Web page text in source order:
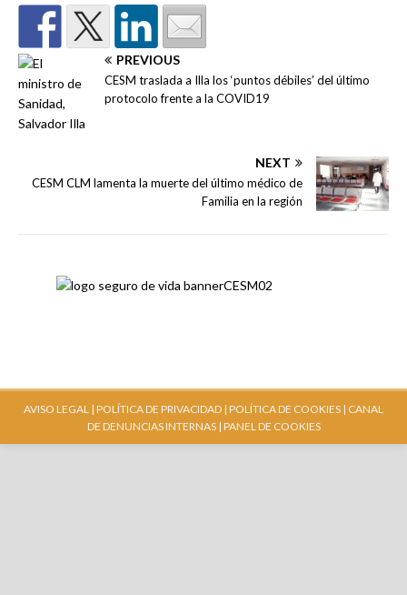
PREVIOUS
CESM traslada a Illa los ‘puntos débiles’ del último
protocolo frente a la COVID19
NEXT
CESM CLM lamenta la muerte del último médico de
Familia en la región
AVISO LEGAL | POLÍTICA DE PRIVACIDAD | POLÍTICA DE COOKIES | CANAL
DE DENUNCIAS INTERNAS| PANEL DE COOKIES